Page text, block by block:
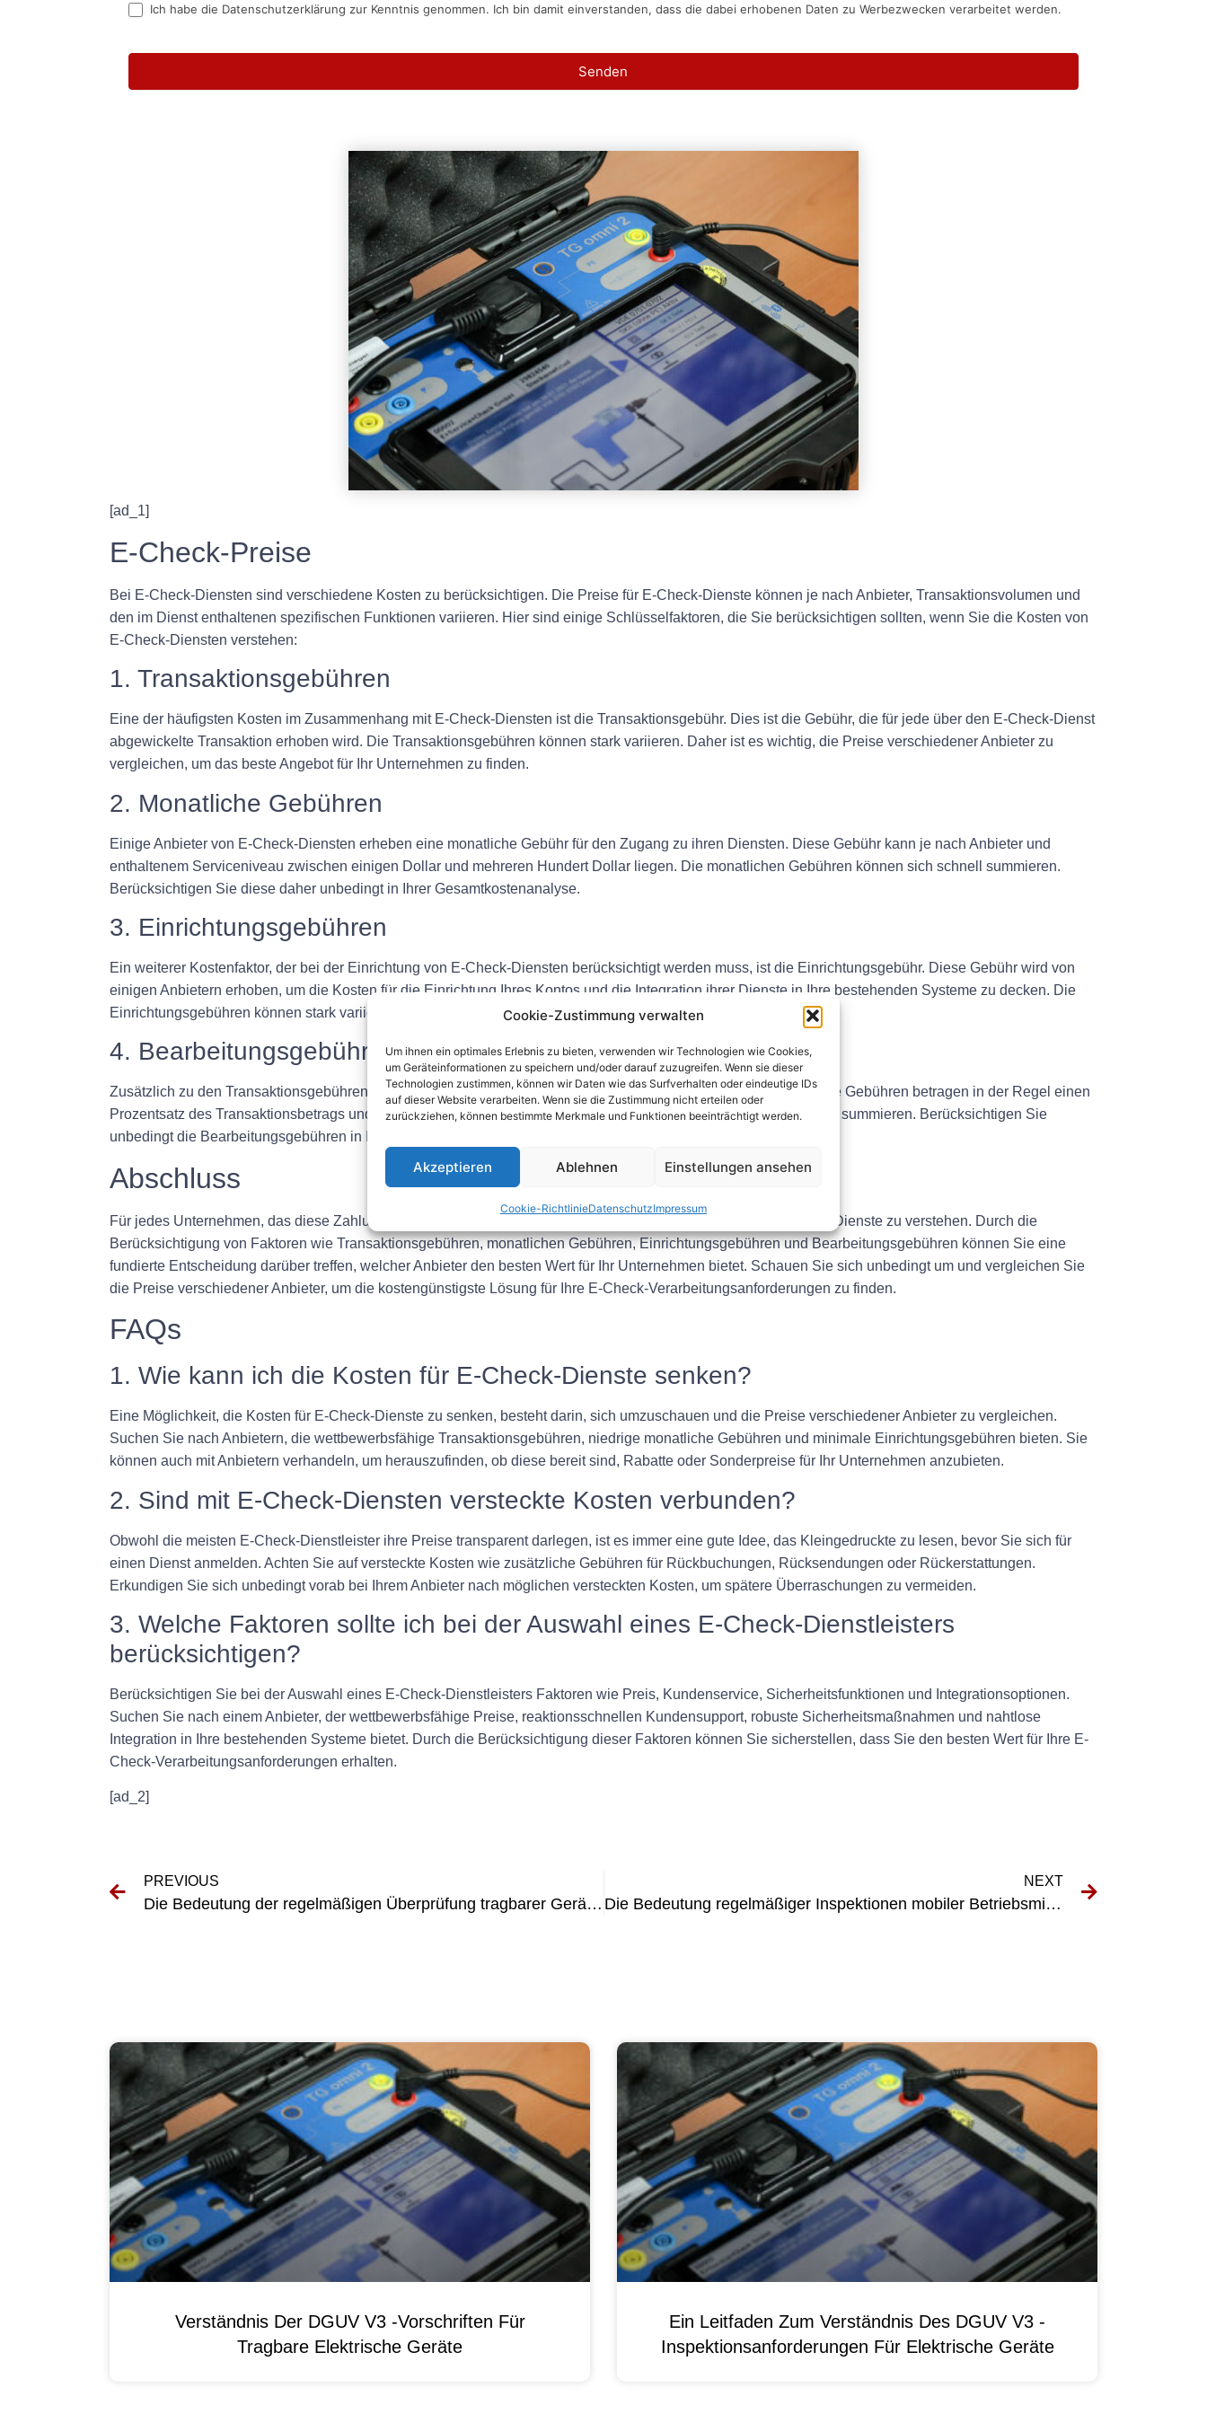
Cookie-Zustimmung verwalten
Um ihnen ein optimales Erlebnis zu bieten, verwenden wir Technologien wie Cookies,
um Geräteinformationen zu speichern und/oder darauf zuzugreifen. Wenn sie dieser
Technologien zustimmen, können wir Daten wie das Surfverhalten oder eindeutige IDs
auf dieser Website verarbeiten. Wenn sie die Zustimmung nicht erteilen oder
zurückziehen, können bestimmte Merkmale und Funktionen beeinträchtigt werden.
Akzeptieren Ablehnen Einstellungen ansehen
Cookie-RichtlinieDatenschutzImpressum
Ich habe die Datenschutzerklärung zur Kenntnis genommen. Ich bin damit einverstanden, dass die dabei erhobenen Daten zu Werbezwecken verarbeitet werden.
Senden
[ad_1]
E-Check-Preise
Bei E-Check-Diensten sind verschiedene Kosten zu berücksichtigen. Die Preise für E-Check-Dienste können je nach Anbieter, Transaktionsvolumen und
den im Dienst enthaltenen spezifischen Funktionen variieren. Hier sind einige Schlüsselfaktoren, die Sie berücksichtigen sollten, wenn Sie die Kosten von
E-Check-Diensten verstehen:
1. Transaktionsgebühren
Eine der häufigsten Kosten im Zusammenhang mit E-Check-Diensten ist die Transaktionsgebühr. Dies ist die Gebühr, die für jede über den E-Check-Dienst
abgewickelte Transaktion erhoben wird. Die Transaktionsgebühren können stark variieren. Daher ist es wichtig, die Preise verschiedener Anbieter zu
vergleichen, um das beste Angebot für Ihr Unternehmen zu finden.
2. Monatliche Gebühren
Einige Anbieter von E-Check-Diensten erheben eine monatliche Gebühr für den Zugang zu ihren Diensten. Diese Gebühr kann je nach Anbieter und
enthaltenem Serviceniveau zwischen einigen Dollar und mehreren Hundert Dollar liegen. Die monatlichen Gebühren können sich schnell summieren.
Berücksichtigen Sie diese daher unbedingt in Ihrer Gesamtkostenanalyse.
3. Einrichtungsgebühren
Ein weiterer Kostenfaktor, der bei der Einrichtung von E-Check-Diensten berücksichtigt werden muss, ist die Einrichtungsgebühr. Diese Gebühr wird von
einigen Anbietern erhoben, um die Kosten für die Einrichtung Ihres Kontos und die Integration ihrer Dienste in Ihre bestehenden Systeme zu decken. Die
Einrichtungsgebühren können stark variieren. Erkundigen Sie sich daher unbedingt im Voraus.
4. Bearbeitungsgebühren
Zusätzlich zu den Transaktionsgebühren erheben einige E-Check-Dienstleister auch Bearbeitungsgebühren. Diese Gebühren betragen in der Regel einen
Prozentsatz des Transaktionsbetrags und können sich insbesondere bei Unternehmen mit hohem Volumen schnell summieren. Berücksichtigen Sie
unbedingt die Bearbeitungsgebühren in Ihrer Kostenanalyse, um spätere Überraschungen zu vermeiden.
Abschluss
Für jedes Unternehmen, das diese Zahlungsoption implementieren möchte, ist es wichtig, die Kosten für E-Check-Dienste zu verstehen. Durch die
Berücksichtigung von Faktoren wie Transaktionsgebühren, monatlichen Gebühren, Einrichtungsgebühren und Bearbeitungsgebühren können Sie eine
fundierte Entscheidung darüber treffen, welcher Anbieter den besten Wert für Ihr Unternehmen bietet. Schauen Sie sich unbedingt um und vergleichen Sie
die Preise verschiedener Anbieter, um die kostengünstigste Lösung für Ihre E-Check-Verarbeitungsanforderungen zu finden.
FAQs
1. Wie kann ich die Kosten für E-Check-Dienste senken?
Eine Möglichkeit, die Kosten für E-Check-Dienste zu senken, besteht darin, sich umzuschauen und die Preise verschiedener Anbieter zu vergleichen.
Suchen Sie nach Anbietern, die wettbewerbsfähige Transaktionsgebühren, niedrige monatliche Gebühren und minimale Einrichtungsgebühren bieten. Sie
können auch mit Anbietern verhandeln, um herauszufinden, ob diese bereit sind, Rabatte oder Sonderpreise für Ihr Unternehmen anzubieten.
2. Sind mit E-Check-Diensten versteckte Kosten verbunden?
Obwohl die meisten E-Check-Dienstleister ihre Preise transparent darlegen, ist es immer eine gute Idee, das Kleingedruckte zu lesen, bevor Sie sich für
einen Dienst anmelden. Achten Sie auf versteckte Kosten wie zusätzliche Gebühren für Rückbuchungen, Rücksendungen oder Rückerstattungen.
Erkundigen Sie sich unbedingt vorab bei Ihrem Anbieter nach möglichen versteckten Kosten, um spätere Überraschungen zu vermeiden.
3. Welche Faktoren sollte ich bei der Auswahl eines E-Check-Dienstleisters
berücksichtigen?
Berücksichtigen Sie bei der Auswahl eines E-Check-Dienstleisters Faktoren wie Preis, Kundenservice, Sicherheitsfunktionen und Integrationsoptionen.
Suchen Sie nach einem Anbieter, der wettbewerbsfähige Preise, reaktionsschnellen Kundensupport, robuste Sicherheitsmaßnahmen und nahtlose
Integration in Ihre bestehenden Systeme bietet. Durch die Berücksichtigung dieser Faktoren können Sie sicherstellen, dass Sie den besten Wert für Ihre E-
Check-Verarbeitungsanforderungen erhalten.
[ad_2]
PREVIOUS
Die Bedeutung der regelmäßigen Überprüfung tragbarer Geräte: Ein Leitfaden zur Überprüfung ortsveränderlicher Geräte
NEXT
Die Bedeutung regelmäßiger Inspektionen mobiler Betriebsmittel
Verständnis Der DGUV V3 -Vorschriften Für
Tragbare Elektrische Geräte
Ein Leitfaden Zum Verständnis Des DGUV V3 -
Inspektionsanforderungen Für Elektrische Geräte